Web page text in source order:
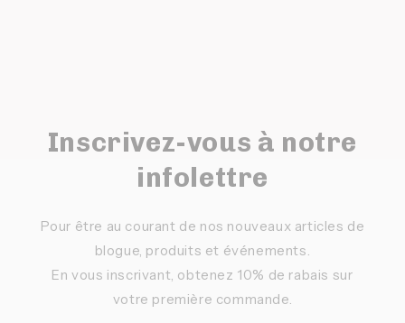
Inscrivez-vous à notre
infolettre
Pour être au courant de nos nouveaux articles de
blogue, produits et événements.
En vous inscrivant, obtenez 10% de rabais sur
votre première commande.